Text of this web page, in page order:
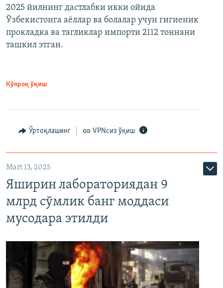
2025 йилнинг дастлабки икки ойида
Ўзбекистонга аёллар ва болалар учун гигиеник
прокладка ва тагликлар импорти 2112 тоннани
ташкил этган.
Кўпроқ ўқиш
Ўртоқлашинг VPNсиз ўқиш
Mart 13, 2025
Яширин лабораториядан 9
млрд сўмлик банг моддаси
мусодара этилди